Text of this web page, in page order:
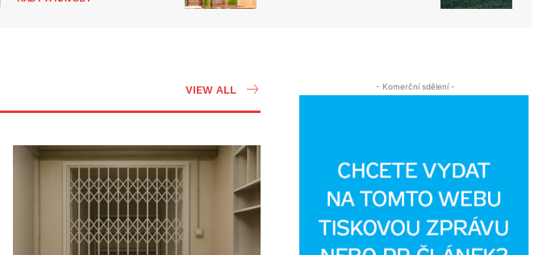
VIEW ALL - Komerční sdělení -